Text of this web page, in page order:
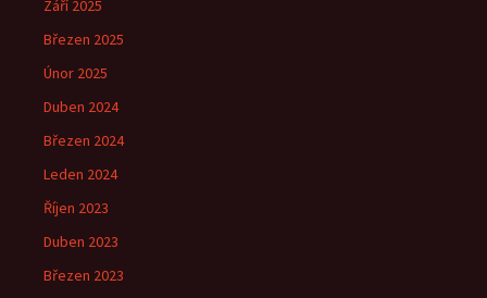
Září 2025
Březen 2025
Únor 2025
Duben 2024
Březen 2024
Leden 2024
Říjen 2023
Duben 2023
Březen 2023